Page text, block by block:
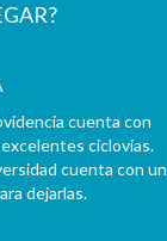
cuenta con
ciclovías.
cuenta con un
dejarlas.